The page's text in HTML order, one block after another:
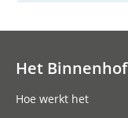
Het Binnenhof
Hoe werkt het